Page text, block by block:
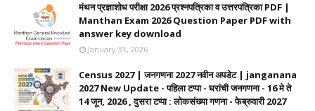
मंथन प्रज्ञाशोध परीक्षा 2026 प्रश्नपत्रिका व उत्तरपत्रिका PDF |
Manthan Exam 2026 Question Paper PDF with
answer key download
January 31, 2026
Census 2027 | जनगणना 2027 नवीन अपडेट | janganana
2027 New Update - पहिला टप्पा - घरांची जनगणना - 16 मे ते
14 जून, 2026 , दुसरा टप्पा : लोकसंख्या गणना - फेब्रुवारी 2027